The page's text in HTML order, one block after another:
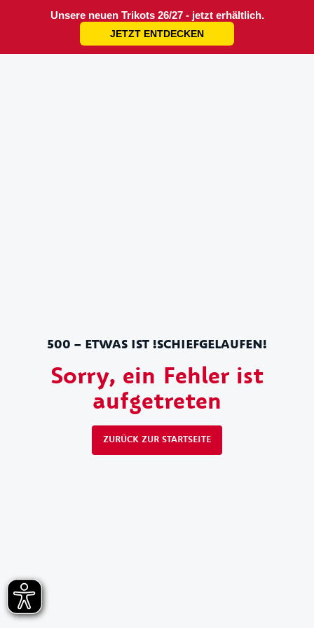
Unsere neuen Trikots 26/27 - jetzt erhältlich.
JETZT ENTDECKEN
500 – ETWAS IST !SCHIEFGELAUFEN!
Sorry, ein Fehler ist
aufgetreten
ZURÜCK ZUR STARTSEITE